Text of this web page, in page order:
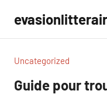
contenu
Uncategorized
Guide pour